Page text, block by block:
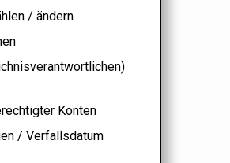
/ ändern
Konten
/ Verfallsdatum